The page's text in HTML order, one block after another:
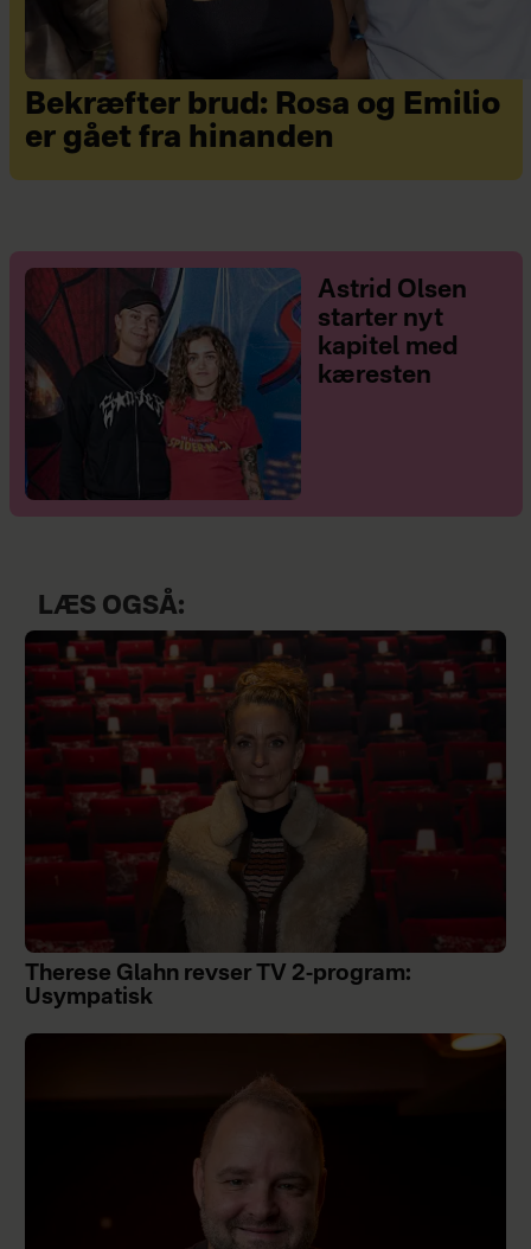
Bekræfter brud: Rosa og Emilio
er gået fra hinanden
Astrid Olsen
starter nyt
kapitel med
kæresten
LÆS OGSÅ:
Therese Glahn revser TV 2-program:
Usympatisk